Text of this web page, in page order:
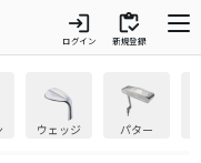
login
ログイン
inventory
新規登録
ウェッジ パター